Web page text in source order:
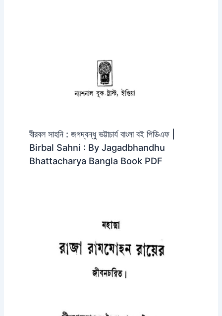
বীরবল সাহনি : জগদ্বন্ধু ভট্টাচার্য বাংলা বই পিডিএফ |
Birbal Sahni : By Jagadbhandhu
Bhattacharya Bangla Book PDF